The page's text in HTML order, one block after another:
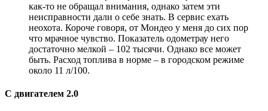
как-то не обращал внимания, однако затем эти
неисправности дали о себе знать. В сервис ехать
неохота. Короче говоря, от Мондео у меня до сих пор
что мрачное чувство. Показатель одометрау него
достаточно мелкой – 102 тысячи. Однако все может
быть. Расход топлива в норме – в городском режиме
около 11 л/100.
С двигателем 2.0